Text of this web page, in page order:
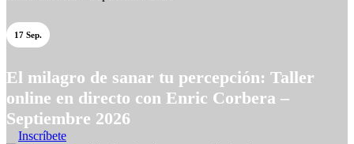
17 Sep.
El milagro de sanar tu percepción: Taller
online en directo con Enric Corbera –
Septiembre 2026
Inscríbete